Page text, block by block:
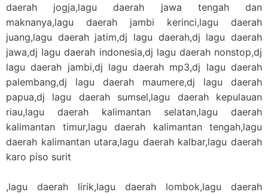
daerah jogja,lagu daerah jawa tengah dan
maknanya,lagu daerah jambi kerinci,lagu daerah
juang,lagu daerah jatim,dj lagu daerah,dj lagu daerah
jawa,dj lagu daerah indonesia,dj lagu daerah nonstop,dj
lagu daerah jambi,dj lagu daerah mp3,dj lagu daerah
palembang,dj lagu daerah maumere,dj lagu daerah
papua,dj lagu daerah sumsel,lagu daerah kepulauan
riau,lagu daerah kalimantan selatan,lagu daerah
kalimantan timur,lagu daerah kalimantan tengah,lagu
daerah kalimantan utara,lagu daerah kalbar,lagu daerah
karo piso surit
,lagu daerah lirik,lagu daerah lombok,lagu daerah